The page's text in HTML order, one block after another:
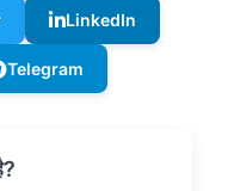
LinkedIn
Telegram